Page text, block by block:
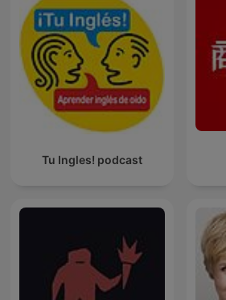
Tu Ingles! podcast